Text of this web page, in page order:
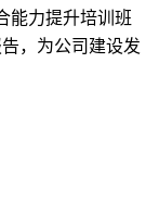
能力提升培训班
，为公司建设发